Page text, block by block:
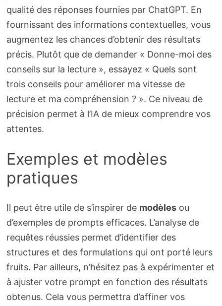
qualité des réponses fournies par ChatGPT. En
fournissant des informations contextuelles, vous
augmentez les chances d’obtenir des résultats
précis. Plutôt que de demander « Donne-moi des
conseils sur la lecture », essayez « Quels sont
trois conseils pour améliorer ma vitesse de
lecture et ma compréhension ? ». Ce niveau de
précision permet à l’IA de mieux comprendre vos
attentes.
Exemples et modèles
pratiques
Il peut être utile de s’inspirer de modèlesou
d’exemples de prompts efficaces. L’analyse de
requêtes réussies permet d’identifier des
structures et des formulations qui ont porté leurs
fruits. Par ailleurs, n’hésitez pas à expérimenter et
à ajuster votre prompt en fonction des résultats
obtenus. Cela vous permettra d’affiner vos